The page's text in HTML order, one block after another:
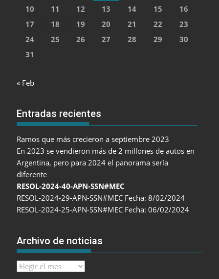
10
11 12 13 14 15
16
17
18 19 20 21 22
23
24
25 26 27 28 29
30
31
« Feb
Entradas recientes
Ramos que más crecieron a septiembre 2023
En 2023 se vendieron más de 2 millones de autos en
Argentina, pero para 2024 el panorama sería
diferente
RESOL-2024-40-APN-SSN#MEC
RESOL-2024-29-APN-SSN#MEC Fecha: 8/02/2024
RESOL-2024-25-APN-SSN#MEC Fecha: 06/02/2024
Archivo de noticias
Archivo